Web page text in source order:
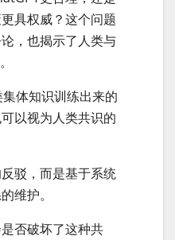
具权威？这个问题
，也揭示了人类与
体知识训练出来的
以视为人类共识的
驳，而是基于系统
维护。
否破坏了这种共